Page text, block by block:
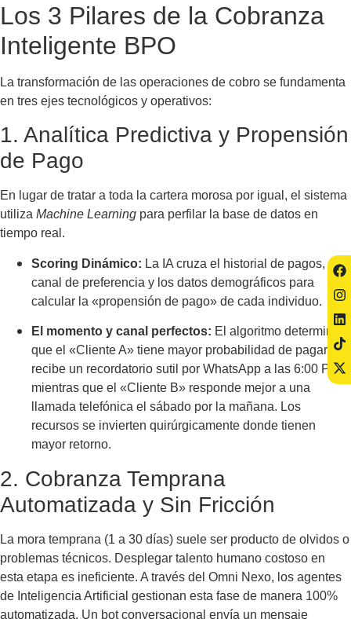
Los 3 Pilares de la Cobranza
Inteligente BPO
La transformación de las operaciones de cobro se fundamenta
en tres ejes tecnológicos y operativos:
1. Analítica Predictiva y Propensión
de Pago
En lugar de tratar a toda la cartera morosa por igual, el sistema
utiliza Machine Learning para perfilar la base de datos en
tiempo real.
Scoring Dinámico: La IA cruza el historial de pagos, el
canal de preferencia y los datos demográficos para
calcular la «propensión de pago» de cada individuo.
El momento y canal perfectos: El algoritmo determina
que el «Cliente A» tiene mayor probabilidad de pagar si
recibe un recordatorio sutil por WhatsApp a las 6:00 PM,
mientras que el «Cliente B» responde mejor a una
llamada telefónica el sábado por la mañana. Los
recursos se invierten quirúrgicamente donde tienen
mayor retorno.
2. Cobranza Temprana
Automatizada y Sin Fricción
La mora temprana (1 a 30 días) suele ser producto de olvidos o
problemas técnicos. Desplegar talento humano costoso en
esta etapa es ineficiente. A través del Omni Nexo, los agentes
de Inteligencia Artificial gestionan esta fase de manera 100%
automatizada. Un bot conversacional envía un mensaje